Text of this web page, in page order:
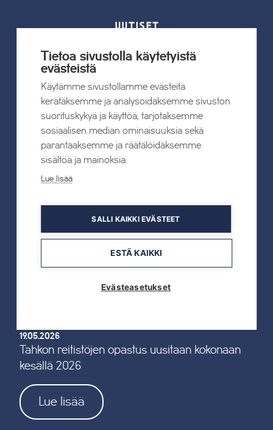
UUTISET
Kaikki uutiset
22.07.2026
Tahkon Talviteatterissa nauretaan
suomalaiselle arjelle
Lue lisää
TAHKOcom palkittiin Vuoden Digiyrityksenä
19.05.2026
Tahkon reitistöjen opastus uusitaan kokonaan
kesällä 2026
Lue lisää
Tietoa sivustolla käytetyistä
evästeistä
Käytämme sivustollamme evästeitä
kerätäksemme ja analysoidaksemme sivuston
suorituskykyä ja käyttöä, tarjotaksemme
sosiaalisen median ominaisuuksia sekä
parantaaksemme ja räätälöidäksemme
sisältöä ja mainoksia.
Lue lisää
SALLI KAIKKI EVÄSTEET
ESTÄ KAIKKI
Evästeasetukset